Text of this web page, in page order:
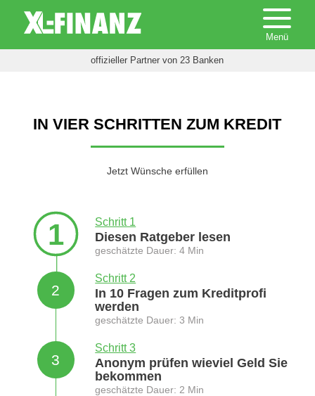
offizieller Partner von 23 Banken
IN VIER SCHRITTEN ZUM KREDIT
Jetzt Wünsche erfüllen
1 Schritt 1
Diesen Ratgeber lesen
geschätzte Dauer: 4 Min
2
Schritt 2
In 10 Fragen zum Kreditprofi
werden
geschätzte Dauer: 3 Min
3
Schritt 3
Anonym prüfen wieviel Geld Sie
bekommen
geschätzte Dauer: 2 Min